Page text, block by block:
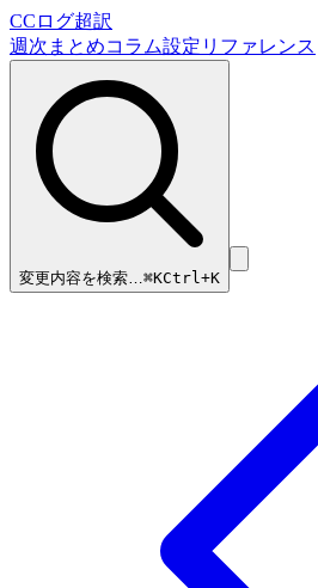
CCログ超訳
週次まとめコラム設定リファレンス
変更内容を検索…⌘KCtrl+K